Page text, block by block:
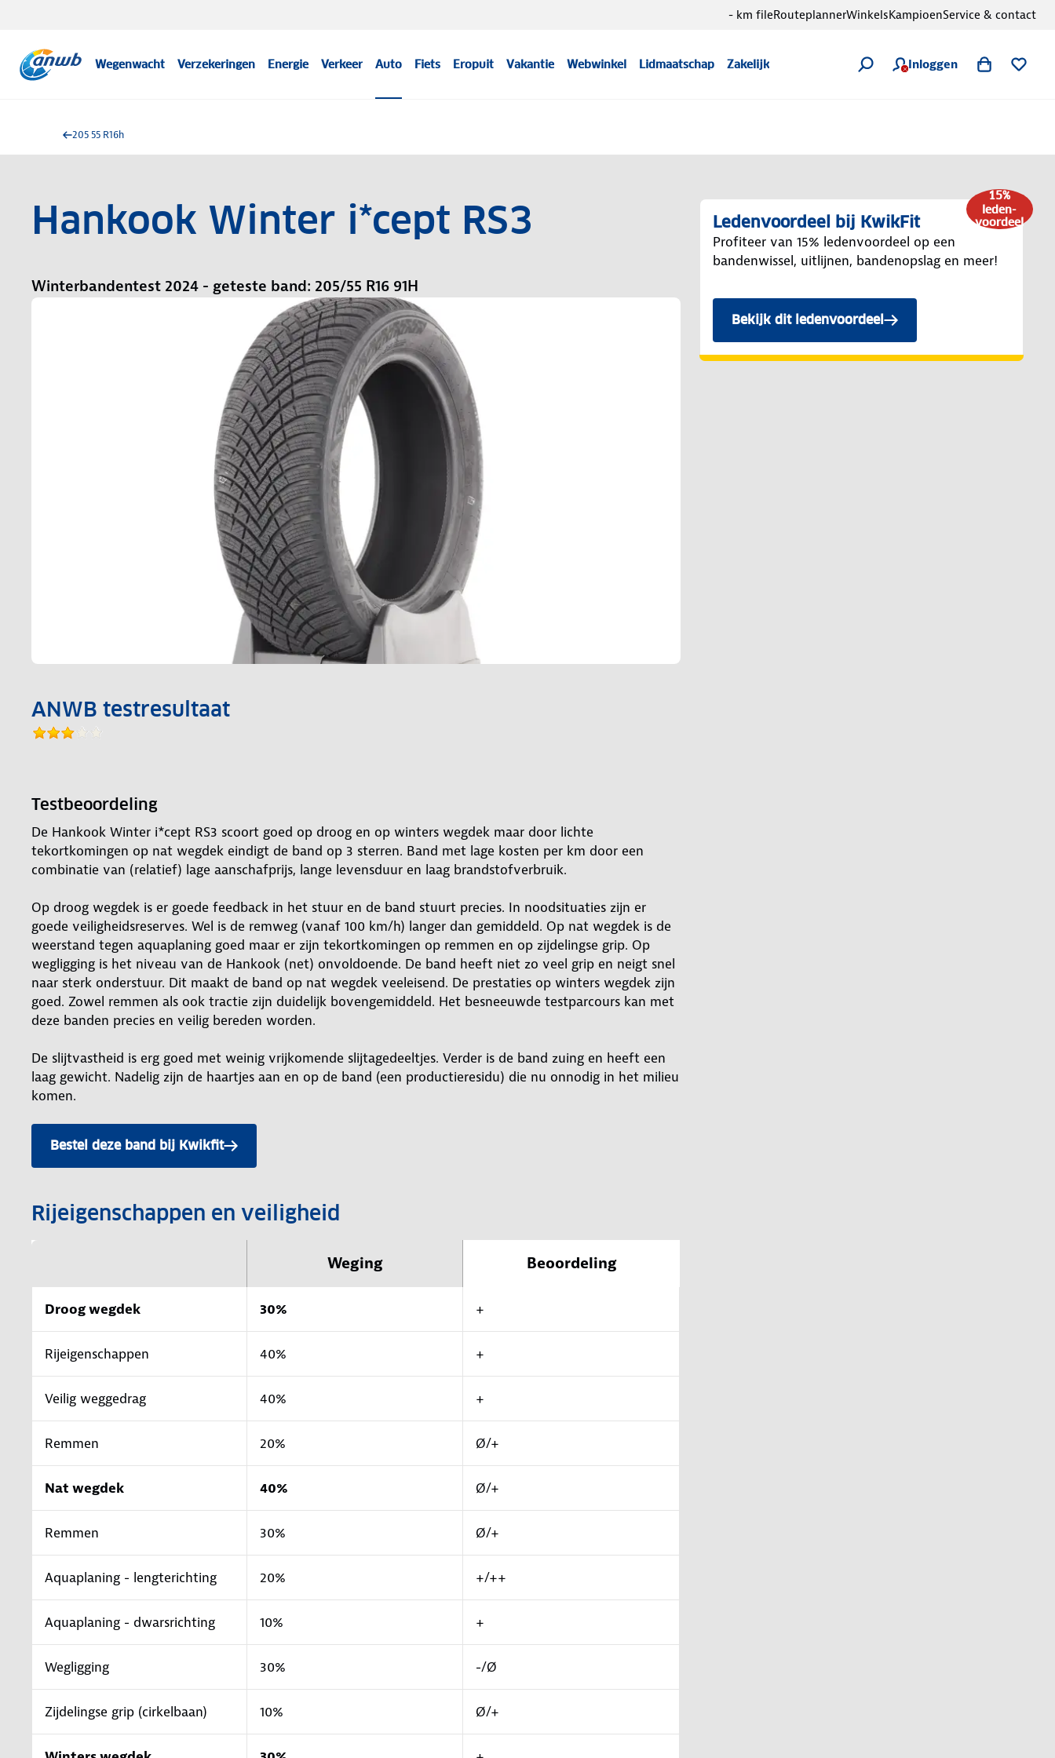
Wegenwacht Verzekeringen Energie Verkeer Auto Fiets Eropuit Vakantie Webwinkel Lidmaatschap Zakelijk Inloggen
- km fileRouteplannerWinkelsKampioenService & contact
205 55 R16h
Hankook Winter i*cept RS3
Winterbandentest 2024 - geteste band: 205/55 R16 91H
ANWB testresultaat
Testbeoordeling
De Hankook Winter i*cept RS3 scoort goed op droog en op winters wegdek maar door lichte
tekortkomingen op nat wegdek eindigt de band op 3 sterren. Band met lage kosten per km door een
combinatie van (relatief) lage aanschafprijs, lange levensduur en laag brandstofverbruik.
Op droog wegdek is er goede feedback in het stuur en de band stuurt precies. In noodsituaties zijn er
goede veiligheidsreserves. Wel is de remweg (vanaf 100 km/h) langer dan gemiddeld. Op nat wegdek is de
weerstand tegen aquaplaning goed maar er zijn tekortkomingen op remmen en op zijdelingse grip. Op
wegligging is het niveau van de Hankook (net) onvoldoende. De band heeft niet zo veel grip en neigt snel
naar sterk onderstuur. Dit maakt de band op nat wegdek veeleisend. De prestaties op winters wegdek zijn
goed. Zowel remmen als ook tractie zijn duidelijk bovengemiddeld. Het besneeuwde testparcours kan met
deze banden precies en veilig bereden worden.
De slijtvastheid is erg goed met weinig vrijkomende slijtagedeeltjes. Verder is de band zuing en heeft een
laag gewicht. Nadelig zijn de haartjes aan en op de band (een productieresidu) die nu onnodig in het milieu
komen.
Bestel deze band bij Kwikfit
Rijeigenschappen en veiligheid
Weging Beoordeling
Droog wegdek 30% +
Rijeigenschappen 40% +
Veilig weggedrag 40% +
Remmen 20% Ø/+
Nat wegdek 40% Ø/+
Remmen 30% Ø/+
Aquaplaning - lengterichting 20% +/++
Aquaplaning - dwarsrichting 10% +
Wegligging 30% -/Ø
Zijdelingse grip (cirkelbaan) 10% Ø/+
15%
leden-
voordeel
Ledenvoordeel bij KwikFit
Profiteer van 15% ledenvoordeel op een
bandenwissel, uitlijnen, bandenopslag en meer!
Bekijk dit ledenvoordeel